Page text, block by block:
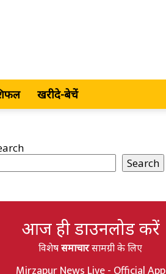
खरीदे-बेचें
Search
आज ही डाउनलोड करें
विशेषसमाचारसामग्री के लिए